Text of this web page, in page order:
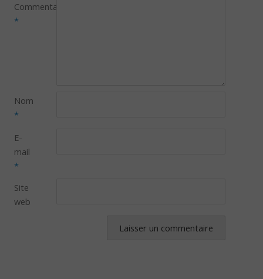
Commentaire
*
Nom
*
E-
mail
*
Site
web